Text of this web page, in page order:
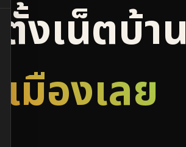
งเน็ตบ้าน
มืองเลย